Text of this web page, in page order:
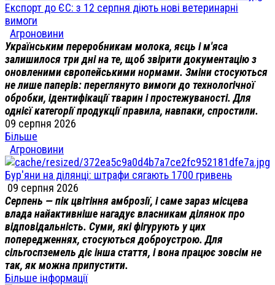
Експорт до ЄС: з 12 серпня діють нові ветеринарні
вимоги
Агроновини
Українським переробникам молока, яєць і м'яса
залишилося три дні на те, щоб звірити документацію з
оновленими європейськими нормами. Зміни стосуються
не лише паперів: переглянуто вимоги до технологічної
обробки, ідентифікації тварин і простежуваності. Для
однієї категорії продукції правила, навпаки, спростили.
09 серпня 2026
Більше
Агроновини
Бур'яни на ділянці: штрафи сягають 1700 гривень
09 серпня 2026
Серпень — пік цвітіння амброзії, і саме зараз місцева
влада найактивніше нагадує власникам ділянок про
відповідальність. Суми, які фігурують у цих
попередженнях, стосуються доброустрою. Для
сільгоспземель діє інша стаття, і вона працює зовсім не
так, як можна припустити.
Більше інформації